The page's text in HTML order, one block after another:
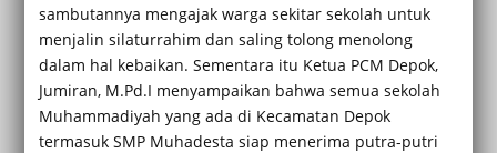
sambutannya mengajak warga sekitar sekolah untuk
menjalin silaturrahim dan saling tolong menolong
dalam hal kebaikan. Sementara itu Ketua PCM Depok,
Jumiran, M.Pd.I menyampaikan bahwa semua sekolah
Muhammadiyah yang ada di Kecamatan Depok
termasuk SMP Muhadesta siap menerima putra-putri